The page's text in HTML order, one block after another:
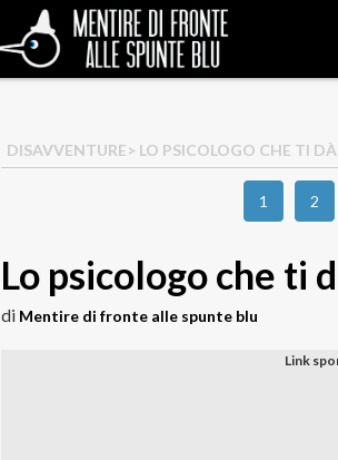
DISAVVENTURE> LO PSICOLOGO CHE TI
1 2
Lo psicologo che ti
di Mentire di fronte alle spunte blu